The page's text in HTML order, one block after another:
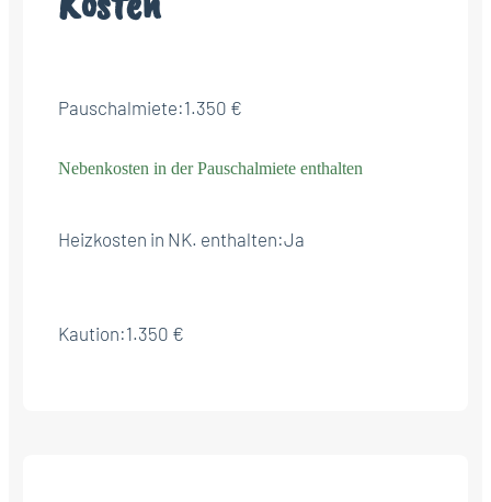
Pauschalmiete:1.350 €
Nebenkosten in der Pauschalmiete enthalten
Heizkosten in NK. enthalten:Ja
Kaution:1.350 €